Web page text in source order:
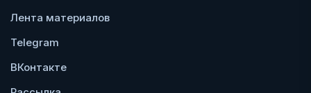
Лента материалов
Telegram
ВКонтакте